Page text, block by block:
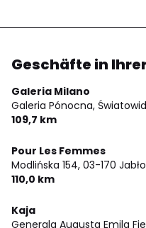
Geschäfte in
Galeria Milano
Galeria Pónocna,
109,7 km
Pour Les Femmes
Modlińska 154, 03-170
110,0 km
Kaja
Generala Augusta Emila